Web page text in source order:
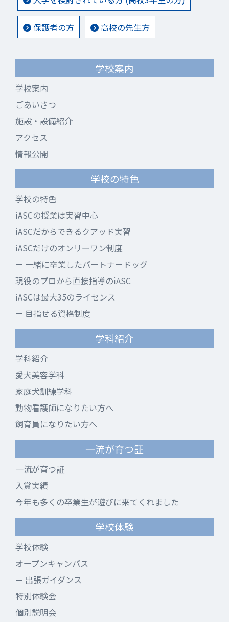
保護者の方 高校の先生方
学校案内
学校案内
ごあいさつ
施設・設備紹介
アクセス
情報公開
学校の特色
学校の特色
iASCの授業は実習中心
iASCだからできるクアッド実習
iASCだけのオンリーワン制度
一緒に卒業したパートナードッグ
現役のプロから直接指導のiASC
iASCは最大35のライセンス
目指せる資格制度
学科紹介
学科紹介
愛犬美容学科
家庭犬訓練学科
動物看護師になりたい方へ
飼育員になりたい方へ
一流が育つ証
一流が育つ証
入賞実績
今年も多くの卒業生が遊びに来てくれました
学校体験
学校体験
オープンキャンパス
出張ガイダンス
特別体験会
個別説明会